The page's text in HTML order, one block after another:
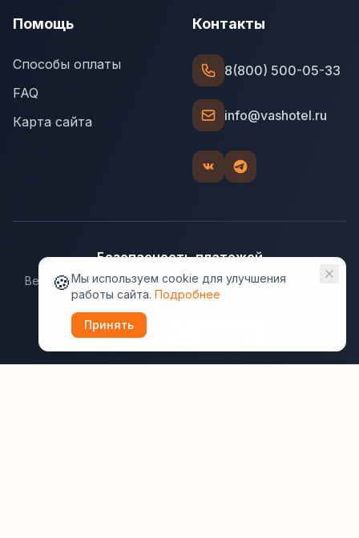
Помощь
Способы оплаты
FAQ
Карта сайта
Контакты
8(800) 500-05-33
info@vashotel.ru
Безопасность платежей
Ведущие платёжные системы гарантируют надёжную
защиту данных.
🍪Мы используем cookie для улучшения
работы сайта. Подробнее
Принять